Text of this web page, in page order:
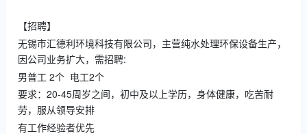
【招聘】
无锡市汇德利环境科技有限公司，主营纯水处理环保设备生产，
因公司业务扩大，需招聘:
男普工 2个 电工2个
要求：20-45周岁之间，初中及以上学历，身体健康，吃苦耐
劳，服从领导安排
有工作经验者优先